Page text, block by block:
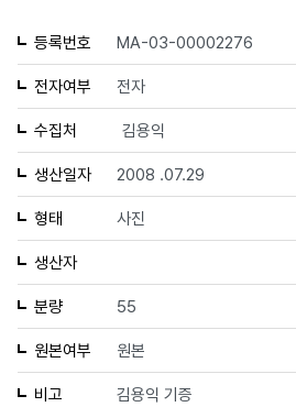
등록번호 MA-03-00002276
전자여부 전자
수집처 김용익
생산일자 2008 .07.29
형태 사진
생산자
분량 55
원본여부 원본
비고 김용익 기증